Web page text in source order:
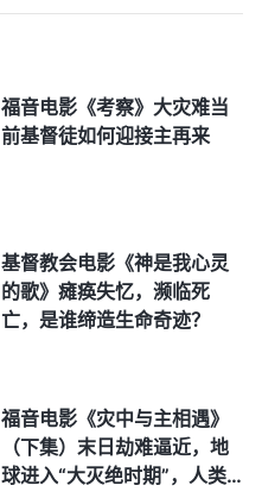
福音电影《考察》大灾难当
前基督徒如何迎接主再来
基督教会电影《神是我心灵
的歌》瘫痪失忆，濒临死
亡，是谁缔造生命奇迹？
福音电影《灾中与主相遇》
（下集）末日劫难逼近，地
球进入“大灭绝时期”，人类